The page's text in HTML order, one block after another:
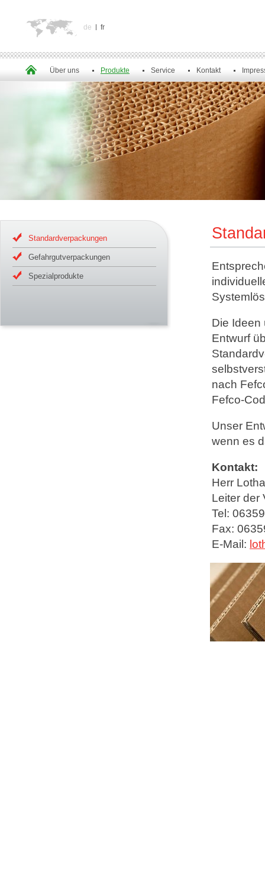
de fr
Über uns Produkte Service Kontakt
Standardverpackungen
Gefahrgutverpackungen
Spezialprodukte
Die Ideen
Entwurf
nach
Fefco-
Unser
wenn es
Kontakt:
Herr
Leiter der
Tel:
Fax:
E-Mail: